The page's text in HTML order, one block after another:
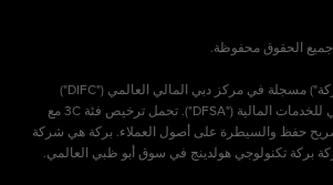
بركة المالية المحدودة ("بركة") مسجلة في مركز دبي المالي العالمي ("DIFC")
وتخضع لإشراف سلطة دبي للخدمات المالية ("DFSA"). تحمل ترخيص فئة 3C مع
حفظ والسيطرة على أصول العملاء. بركة هي شركة